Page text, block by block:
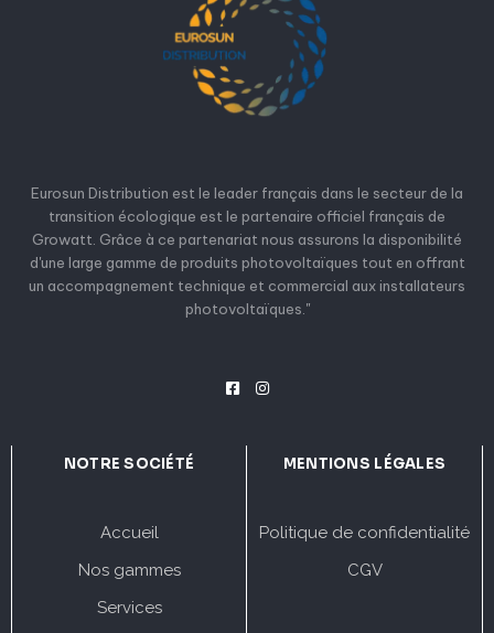
Eurosun Distribution est le leader français dans le secteur de la
transition écologique est le partenaire officiel français de
Growatt. Grâce à ce partenariat nous assurons la disponibilité
d'une large gamme de produits photovoltaïques tout en offrant
un accompagnement technique et commercial aux installateurs
photovoltaïques."
NOTRE SOCIÉTÉ
Accueil
Nos gammes
Services
MENTIONS LÉGALES
Politique de confidentialité
CGV